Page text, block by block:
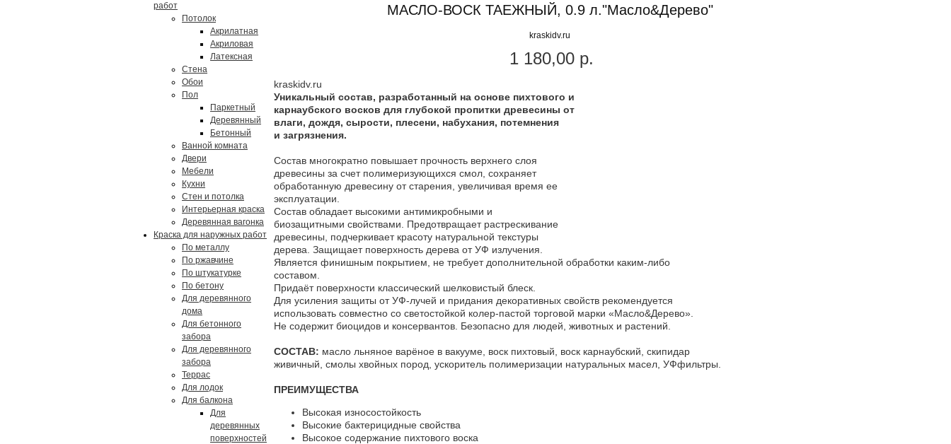
работ
Потолок
Акрилатная
Акриловая
Латексная
Стена
Обои
Пол
Паркетный
Деревянный
Бетонный
Ванной комната
Двери
Мебели
Кухни
Стен и потолка
Интерьерная краска
Деревянная вагонка
Краска для наружных работ
По металлу
По ржавчине
По штукатурке
По бетону
Для деревянного
дома
Для бетонного
забора
Для деревянного
забора
Террас
Для лодок
Для балкона
Для
деревянных
поверхностей
МАСЛО-ВОСК ТАЕЖНЫЙ, 0.9 л."Масло&Дерево"
1 180,00 р.
Уникальный состав, разработанный на основе пихтового и
карнаубского восков для глубокой пропитки древесины от
влаги, дождя, сырости, плесени, набухания, потемнения
и загрязнения.
Состав многократно повышает прочность верхнего слоя
древесины за счет полимеризующихся смол, сохраняет
обработанную древесину от старения, увеличивая время ее
эксплуатации.
Состав обладает высокими антимикробными и
биозащитными свойствами. Предотвращает растрескивание
древесины, подчеркивает красоту натуральной текстуры
дерева. Защищает поверхность дерева от УФ излучения.
Является финишным покрытием, не требует дополнительной обработки каким-либо
составом.
Придаёт поверхности классический шелковистый блеск.
Для усиления защиты от УФ-лучей и придания декоративных свойств рекомендуется
использовать совместно со светостойкой колер-пастой торговой марки «Масло&Дерево».
Не содержит биоцидов и консервантов. Безопасно для людей, животных и растений.
СОСТАВ: масло льняное варёное в вакууме, воск пихтовый, воск карнаубский, скипидар
живичный, смолы хвойных пород, ускоритель полимеризации натуральных масел, УФфильтры.
ПРЕИМУЩЕСТВА
Высокая износостойкость
Высокие бактерицидные свойства
Высокое содержание пихтового воска